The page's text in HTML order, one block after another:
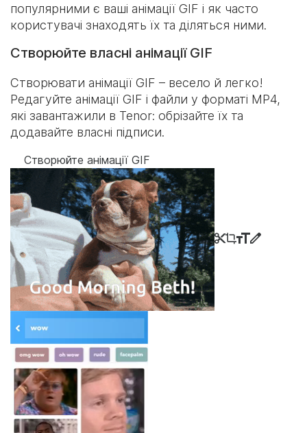
популярними є ваші анімації GIF і як часто
користувачі знаходять їх та діляться ними.
Створюйте власні анімації GIF
Створювати анімації GIF – весело й легко!
Редагуйте анімації GIF і файли у форматі MP4,
які завантажили в Tenor: обрізайте їх та
додавайте власні підписи.
Створюйте анімації GIF